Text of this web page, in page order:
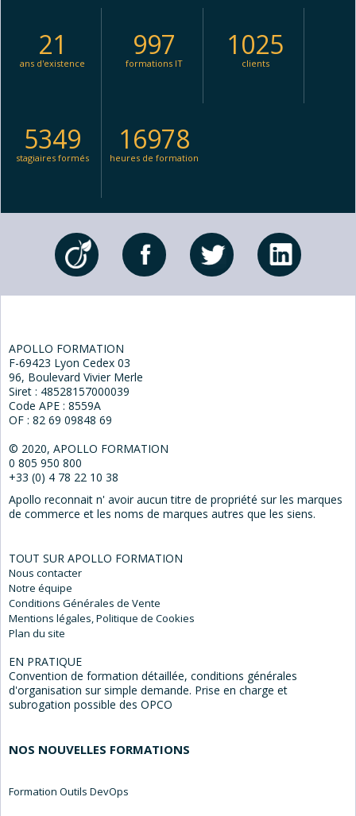
21
ans d'existence
997
formations IT
1025
clients
5349
stagiaires formés
16978
heures de formation
APOLLO FORMATION
F-69423 Lyon Cedex 03
96, Boulevard Vivier Merle
Siret : 48528157000039
Code APE : 8559A
OF : 82 69 09848 69
© 2020, APOLLO FORMATION
0 805 950 800
+33 (0) 4 78 22 10 38
Apollo reconnait n' avoir aucun titre de propriété sur les marques
de commerce et les noms de marques autres que les siens.
TOUT SUR APOLLO FORMATION
Nous contacter
Notre équipe
Conditions Générales de Vente
Mentions légales, Politique de Cookies
Plan du site
EN PRATIQUE
Convention de formation détaillée, conditions générales
d'organisation sur simple demande. Prise en charge et
subrogation possible des OPCO
NOS NOUVELLES FORMATIONS
Formation Outils DevOps